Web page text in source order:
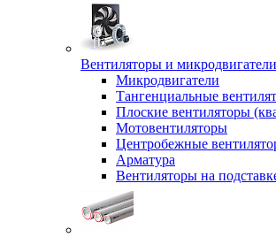
Вентиляторы и микродвигатели
Микродвигатели
Тангенциальные
Плоские вентиляторы
Мотовентиляторы
Центробежные
Арматура
Вентиляторы на